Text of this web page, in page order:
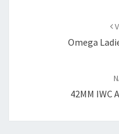
Omega
42MM IWC